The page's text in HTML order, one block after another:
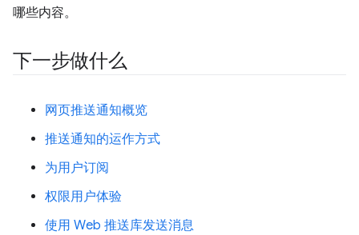
哪些内容。
下一步做什么
网页推送通知概览
推送通知的运作方式
为用户订阅
权限用户体验
使用 Web 推送库发送消息